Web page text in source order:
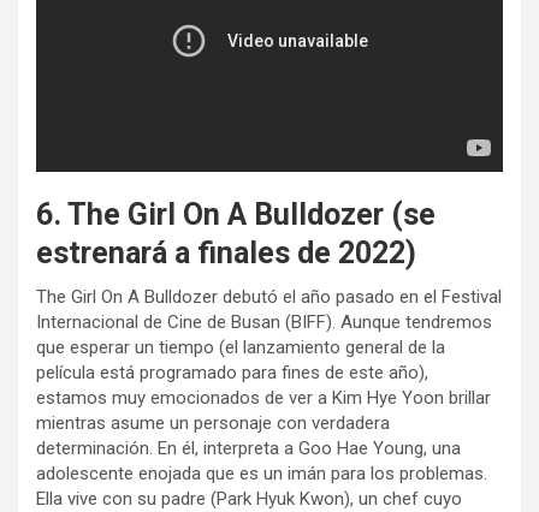
6. The Girl On A Bulldozer (se
estrenará a finales de 2022)
The Girl On A Bulldozer debutó el año pasado en el Festival
Internacional de Cine de Busan (BIFF). Aunque tendremos
que esperar un tiempo (el lanzamiento general de la
película está programado para fines de este año),
estamos muy emocionados de ver a Kim Hye Yoon brillar
mientras asume un personaje con verdadera
determinación. En él, interpreta a Goo Hae Young, una
adolescente enojada que es un imán para los problemas.
Ella vive con su padre (Park Hyuk Kwon), un chef cuyo